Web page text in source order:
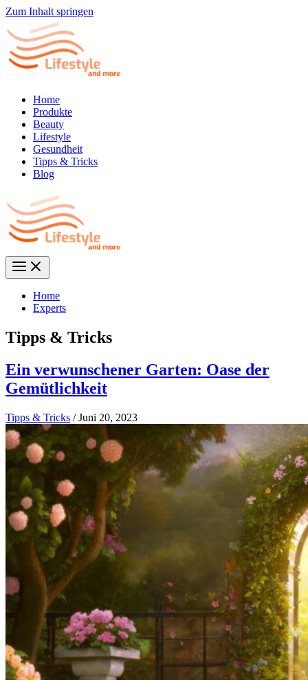
Zum Inhalt springen
Home
Produkte
Beauty
Lifestyle
Gesundheit
Tipps & Tricks
Blog
Home
Experts
Tipps & Tricks
Ein verwunschener Garten: Oase der
Gemütlichkeit
Tipps & Tricks /Juni 20, 2023